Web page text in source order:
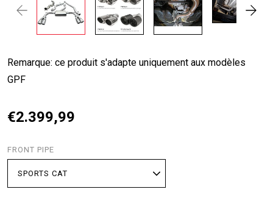
Remarque: ce produit s'adapte uniquement aux modèles
GPF
€2.399,99
FRONT PIPE